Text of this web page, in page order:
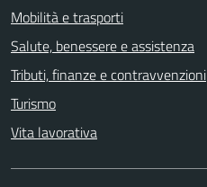
Mobilità e trasporti
Salute, benessere e assistenza
Tributi, finanze e contravvenzioni
Turismo
Vita lavorativa